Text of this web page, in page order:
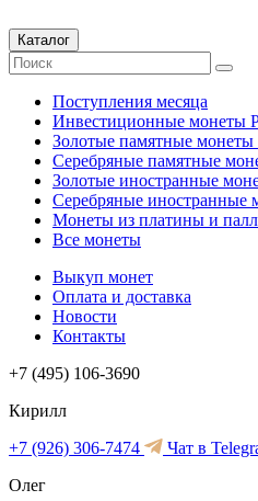
Каталог
Поступления месяца
Инвестиционные монеты
Золотые памятные
Серебряные памятные
Золотые иностранные
Серебряные иностранные
Монеты из платины и
Все монеты
Выкуп монет
Оплата и доставка
Новости
Контакты
+7 (495) 106-3690
Кирилл
+7 (926) 306-7474
Чат в
Олег